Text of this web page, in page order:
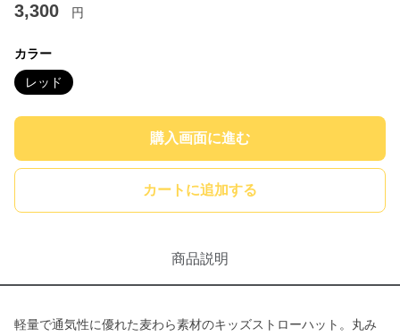
3,300 円
カラー
レッド
購入画面に進む
カートに追加する
商品説明
軽量で通気性に優れた麦わら素材のキッズストローハット。丸み